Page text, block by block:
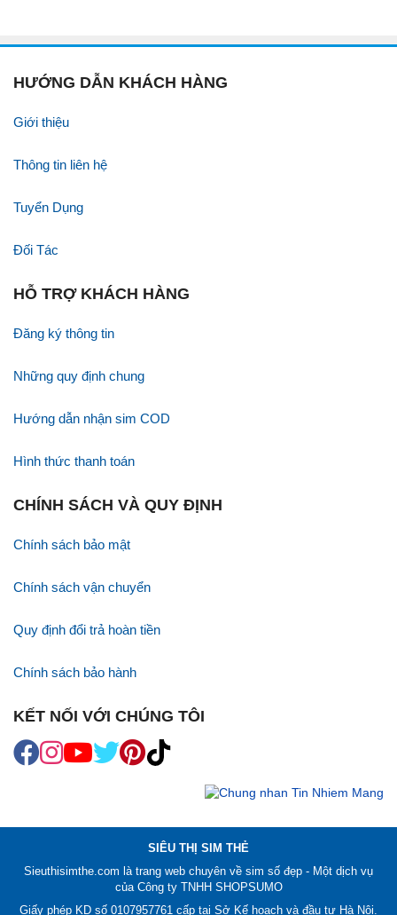
HƯỚNG DẪN KHÁCH HÀNG
Giới thiệu
Thông tin liên hệ
Tuyển Dụng
Đối Tác
HỖ TRỢ KHÁCH HÀNG
Đăng ký thông tin
Những quy định chung
Hướng dẫn nhận sim COD
Hình thức thanh toán
CHÍNH SÁCH VÀ QUY ĐỊNH
Chính sách bảo mật
Chính sách vận chuyển
Quy định đổi trả hoàn tiền
Chính sách bảo hành
KẾT NỐI VỚI CHÚNG TÔI
SIÊU THỊ SIM THẺ
Sieuthisimthe.com là trang web chuyên về sim số đẹp - Một dịch vụ
của Công ty TNHH SHOPSUMO
Giấy phép KD số 0107957761 cấp tại Sở Kế hoạch và đầu tư Hà Nội.